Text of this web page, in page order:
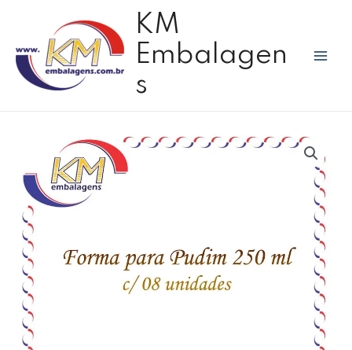
conteúdo
KM
Embalagen
s
c/
tampa
250
ml
08
unidades
quantidade